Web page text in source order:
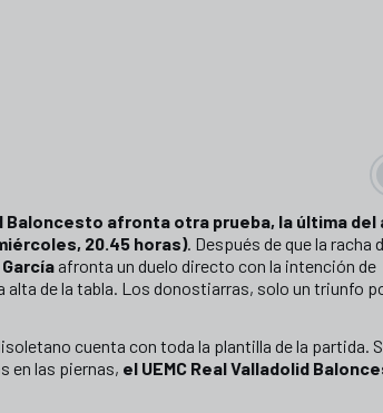
Baloncesto afronta otra prueba, la última del
20.45 horas). Después de que la racha
afronta un duelo directo con la intención de
alta de la tabla. Los donostiarras, solo un triunfo
cuenta con toda la plantilla de la partida.
en las piernas, el UEMC Real Valladolid